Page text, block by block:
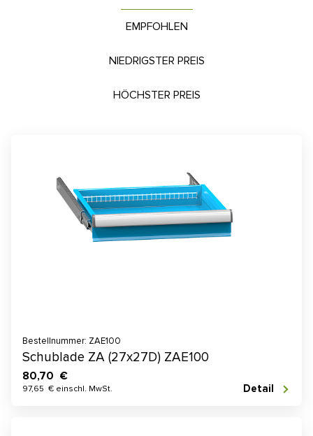
EMPFOHLEN
NIEDRIGSTER PREIS
HÖCHSTER PREIS
Bestellnummer: ZAE100
Schublade ZA (27x27D) ZAE100
80,70 €
97,65 € einschl. MwSt. Detail